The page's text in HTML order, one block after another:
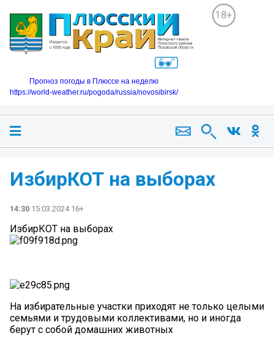
18+
Прогноз погоды в Плюссе на неделю
https://world-weather.ru/pogoda/russia/novosibirsk/
ИзбирКОТ на выборах
14:30 15.03.2024 16+
ИзбирКОТ на выборах
На избирательные участки приходят не только целыми
семьями и трудовыми коллективами, но и иногда
берут с собой домашних животных